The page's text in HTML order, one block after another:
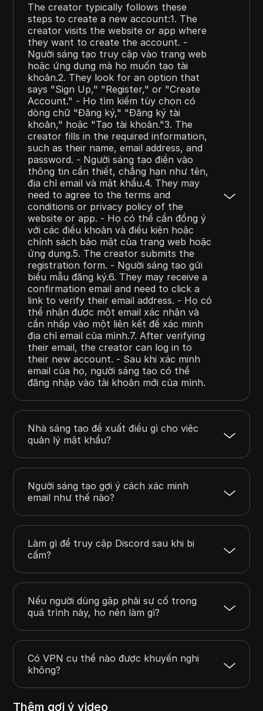
The creator typically follows these
steps to create a new account:1. The
creator visits the website or app where
they want to create the account. -
Người sáng tạo truy cập vào trang web
hoặc ứng dụng mà họ muốn tạo tài
khoản.2. They look for an option that
says "Sign Up," "Register," or "Create
Account." - Họ tìm kiếm tùy chọn có
dòng chữ "Đăng ký," "Đăng ký tài
khoản," hoặc "Tạo tài khoản."3. The
creator fills in the required information,
such as their name, email address, and
password. - Người sáng tạo điền vào
thông tin cần thiết, chẳng hạn như tên,
địa chỉ email và mật khẩu.4. They may
need to agree to the terms and
conditions or privacy policy of the
website or app. - Họ có thể cần đồng ý
với các điều khoản và điều kiện hoặc
chính sách bảo mật của trang web hoặc
ứng dụng.5. The creator submits the
registration form. - Người sáng tạo gửi
biểu mẫu đăng ký.6. They may receive a
confirmation email and need to click a
link to verify their email address. - Họ có
thể nhận được một email xác nhận và
cần nhấp vào một liên kết để xác minh
địa chỉ email của mình.7. After verifying
their email, the creator can log in to
their new account. - Sau khi xác minh
email của họ, người sáng tạo có thể
đăng nhập vào tài khoản mới của mình.
Nhà sáng tạo đề xuất điều gì cho việc
quản lý mật khẩu?
Người sáng tạo gợi ý cách xác minh
email như thế nào?
Làm gì để truy cập Discord sau khi bị
cấm?
Nếu người dùng gặp phải sự cố trong
quá trình này, họ nên làm gì?
Có VPN cụ thể nào được khuyến nghị
không?
Thêm gợi ý video